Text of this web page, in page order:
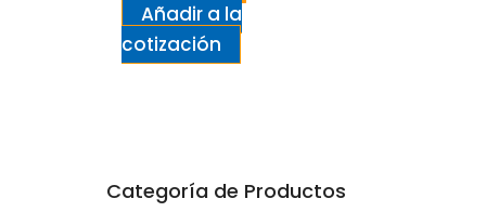
Añadir a la
cotización
Categoría de Productos